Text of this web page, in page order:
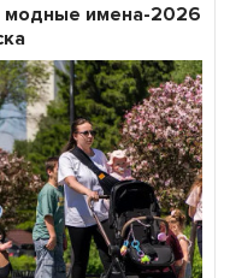
модные имена-2026